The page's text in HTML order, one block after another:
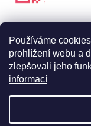
Používáme
prohlížení webu a
zlepšovali jeho
informací